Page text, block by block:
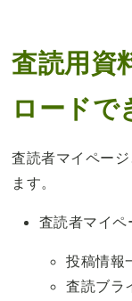
査読用資
ロードで
査読者マイペー
ます。
査読者マイペ
投稿情報
査読ブラ